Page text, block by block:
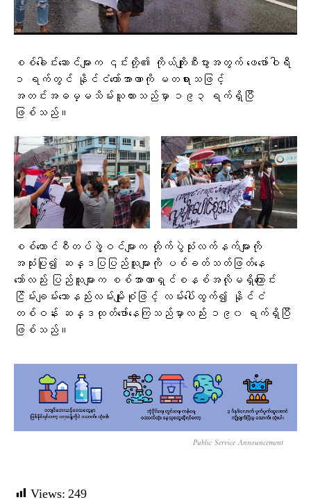
စစ်ခေါင်းဆောင်များက ၎င်းတို့၏ ကိုယ်ကျိုးစီးပွားအတွက် ဖေဖော်ဝါရီ
၁ ရက်တွင် နိုင်ငံတော်အာဏာကို မတရားသဖြင့်
အတင်းအဓမ္မသိမ်းယူထားသည်မှာ ၁၉၃ ရက်ရှိပြီ
ဖြစ်သည်။
စစ်ကောင်စီတပ်ဖွဲ့ဝင်များက တိုက်ပွဲသုံးလက်နက်များကို
အသုံးပြု၍ ဆန္ဒပြပြည်သူများကို ပစ်ခတ်သတ်ဖြတ်နေ
သော်လည်း ပြည်သူများက စစ်အာဏာရှင်စနစ်အလိုမရှိကြောင်း
ငြိမ်းချမ်းသောနည်းလမ်းမျိုးစုံဖြင့် လမ်းပေါ်ထွက်၍ နိုင်ငံ
တစ်ဝန်း ဆန္ဒထုတ်ဖော်နေကြသည်မှာလည်း ၁၉၀ ရက်ရှိပြီ
ဖြစ်သည်။
Public Service Announcement
Views: 249